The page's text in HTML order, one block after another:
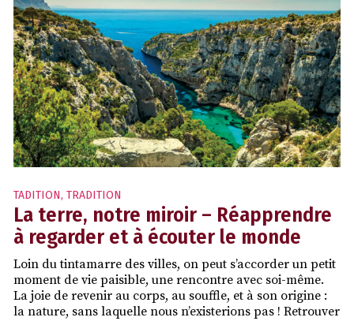
TADITION, TRADITION
La terre, notre miroir – Réapprendre
à regarder et à écouter le monde
Loin du tintamarre des villes, on peut s’accorder un petit
moment de vie paisible, une rencontre avec soi-même.
La joie de revenir au corps, au souffle, et à son origine :
la nature, sans laquelle nous n’existerions pas ! Retrouver